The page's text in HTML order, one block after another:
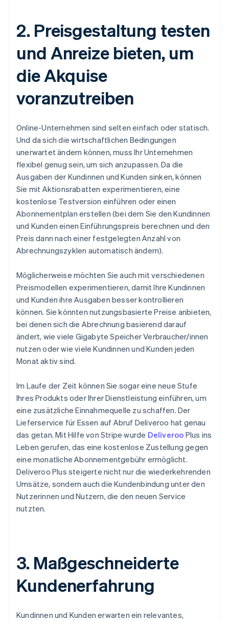
2. Preisgestaltung testen
und Anreize bieten, um
die Akquise
voranzutreiben
Online-Unternehmen sind selten einfach oder statisch.
Und da sich die wirtschaftlichen Bedingungen
unerwartet ändern können, muss Ihr Unternehmen
flexibel genug sein, um sich anzupassen. Da die
Ausgaben der Kundinnen und Kunden sinken, können
Sie mit Aktionsrabatten experimentieren, eine
kostenlose Testversion einführen oder einen
Abonnementplan erstellen (bei dem Sie den Kundinnen
und Kunden einen Einführungspreis berechnen und den
Preis dann nach einer festgelegten Anzahl von
Abrechnungszyklen automatisch ändern).
Möglicherweise möchten Sie auch mit verschiedenen
Preismodellen experimentieren, damit Ihre Kundinnen
und Kunden ihre Ausgaben besser kontrollieren
können. Sie könnten nutzungsbasierte Preise anbieten,
bei denen sich die Abrechnung basierend darauf
ändert, wie viele Gigabyte Speicher Verbraucher/innen
nutzen oder wie viele Kundinnen und Kunden jeden
Monat aktiv sind.
Im Laufe der Zeit können Sie sogar eine neue Stufe
Ihres Produkts oder Ihrer Dienstleistung einführen, um
eine zusätzliche Einnahmequelle zu schaffen. Der
Lieferservice für Essen auf Abruf Deliveroo hat genau
das getan. Mit Hilfe von Stripe wurde Deliveroo Plus ins
Leben gerufen, das eine kostenlose Zustellung gegen
eine monatliche Abonnementgebühr ermöglicht.
Deliveroo Plus steigerte nicht nur die wiederkehrenden
Umsätze, sondern auch die Kundenbindung unter den
Nutzerinnen und Nutzern, die den neuen Service
nutzten.
3. Maßgeschneiderte
Kundenerfahrung
Kundinnen und Kunden erwarten ein relevantes,